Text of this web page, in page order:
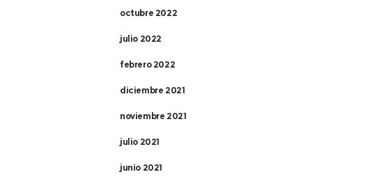
octubre 2022
julio 2022
febrero 2022
diciembre 2021
noviembre 2021
julio 2021
junio 2021